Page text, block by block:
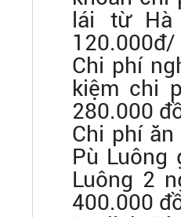
lái từ Hà
120.000đ/
Chi phí
kiệm chi
280.000
Chi phí
Pù Luông
Luông 2
400.000